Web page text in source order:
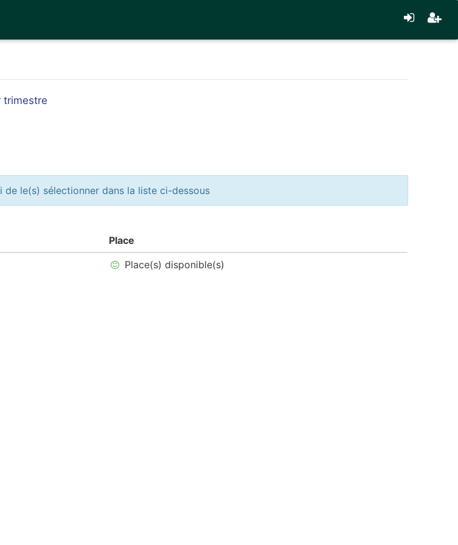
trimestre
le(s) sélectionner dans la liste ci-dessous
Place
Place(s) disponible(s)